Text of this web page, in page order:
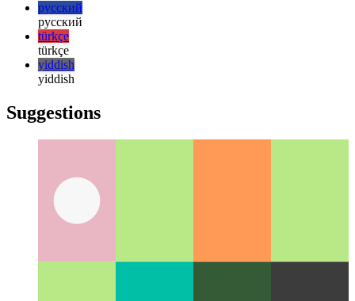
日本語
한국어
한국어
русский
русский
türkçe
yiddish